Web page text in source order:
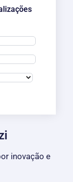
inovação e